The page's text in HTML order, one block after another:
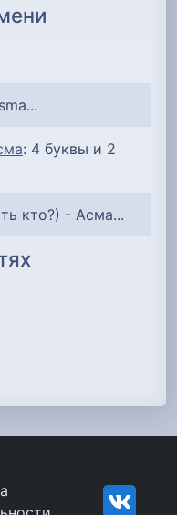
: 4 буквы и 2
кто?) - Асма...